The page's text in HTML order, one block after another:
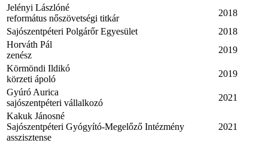
Jelényi Lászlóné
református nőszövetségi titkár
2018
Sajószentpéteri Polgárőr Egyesület
2018
Horváth Pál
zenész
2019
Körmöndi Ildikó
körzeti ápoló
2019
Gyúró Aurica
sajószentpéteri vállalkozó
2021
Kakuk Jánosné
Sajószentpéteri Gyógyító-Megelőző Intézmény
asszisztense
2021